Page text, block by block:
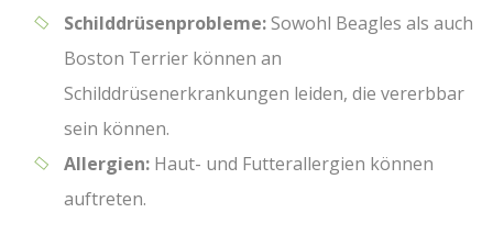
Schilddrüsenprobleme:Sowohl Beagles als auch
Boston Terrier können an
Schilddrüsenerkrankungen leiden, die vererbbar
sein können.
Allergien: Haut- und Futterallergien können
auftreten.